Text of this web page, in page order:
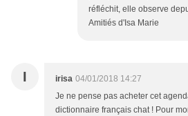
réfléchit, elle observe
Amitiés d'Isa Marie
I irisa 04/01/2018 14:27
Je ne pense pas acheter cet
dictionnaire français chat ! Pour